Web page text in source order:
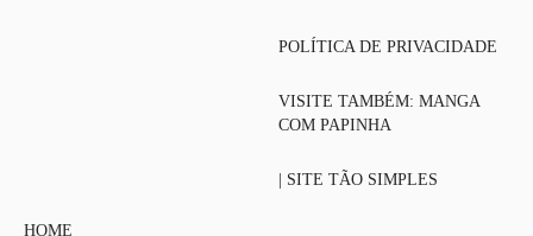
POLÍTICA DE PRIVACIDADE
VISITE TAMBÉM: MANGA
COM PAPINHA
| SITE TÃO SIMPLES
HOME